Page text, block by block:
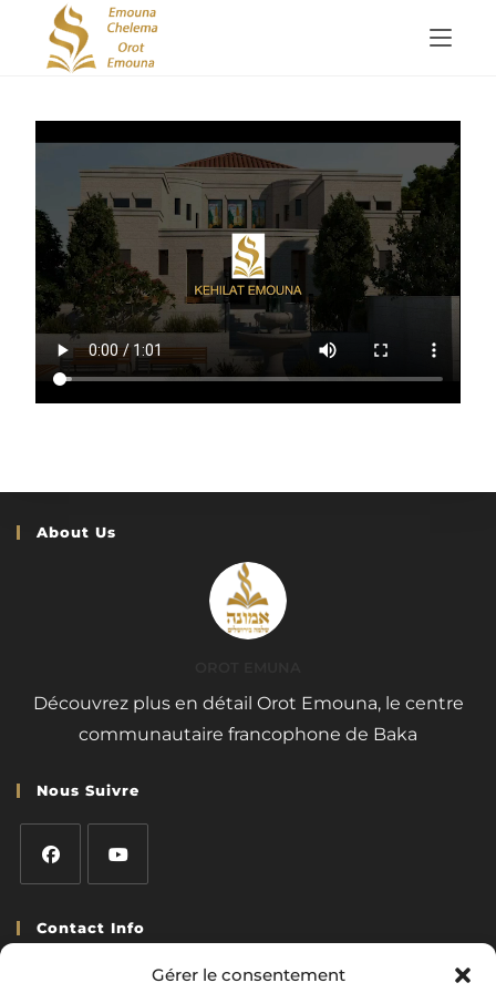
Gérer le consentement
About Us
Découvrez plus en détail Orot Emouna, le centre
communautaire francophone de Baka
Nous Suivre
Contact Info
Adresse: